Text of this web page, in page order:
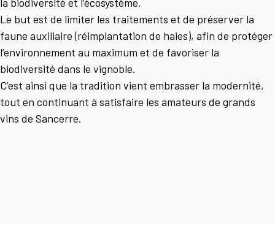
Le but est de limiter les traitements et de préserver la
faune auxiliaire (réimplantation de haies), afin de protéger
l’environnement au maximum et de favoriser la
biodiversité dans le vignoble.
C’est ainsi que la tradition vient embrasser la modernité,
tout en continuant à satisfaire les amateurs de grands
vins de Sancerre.